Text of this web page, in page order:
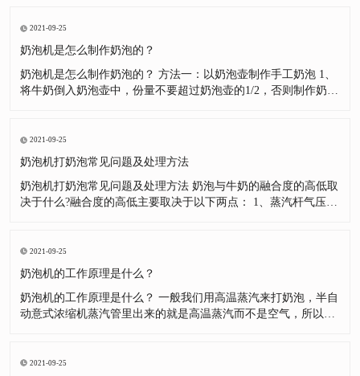
有打好，而采用这种手段去弥补。长此以往，就产生了依赖，这
里我一定说一下
2021-09-25
奶泡机是怎么制作奶泡的？
奶泡机是怎么制作奶泡的？ 方法一：以奶泡壶制作手工奶泡 1、
将牛奶倒入奶泡壶中，份量不要超过奶泡壶的1/2，否则制作奶泡
盖子与滤网不可以直接加热。(如制作冰奶泡则将牛奶冷却至5度
2021-09-25
奶泡机打奶泡常见问题及处理方法
奶泡机打奶泡常见问题及处理方法 奶泡与牛奶的融合度的高低取
决于什么?融合度的高低主要取决于以下两点： 1、蒸汽杆气压的
出的奶泡越细腻，则单个奶泡中所含空气越少，密度高，浮力小;
打发
2021-09-25
奶泡机的工作原理是什么？
奶泡机的工作原理是什么？ 一般我们用高温蒸汽来打奶泡，半自
动意式浓缩机蒸汽管里出来的就是高温蒸汽而不是空气，所以奶
力。牛奶里的蛋白质会黏附在气泡表面，促使其更好的悬浮在牛
2021-09-25